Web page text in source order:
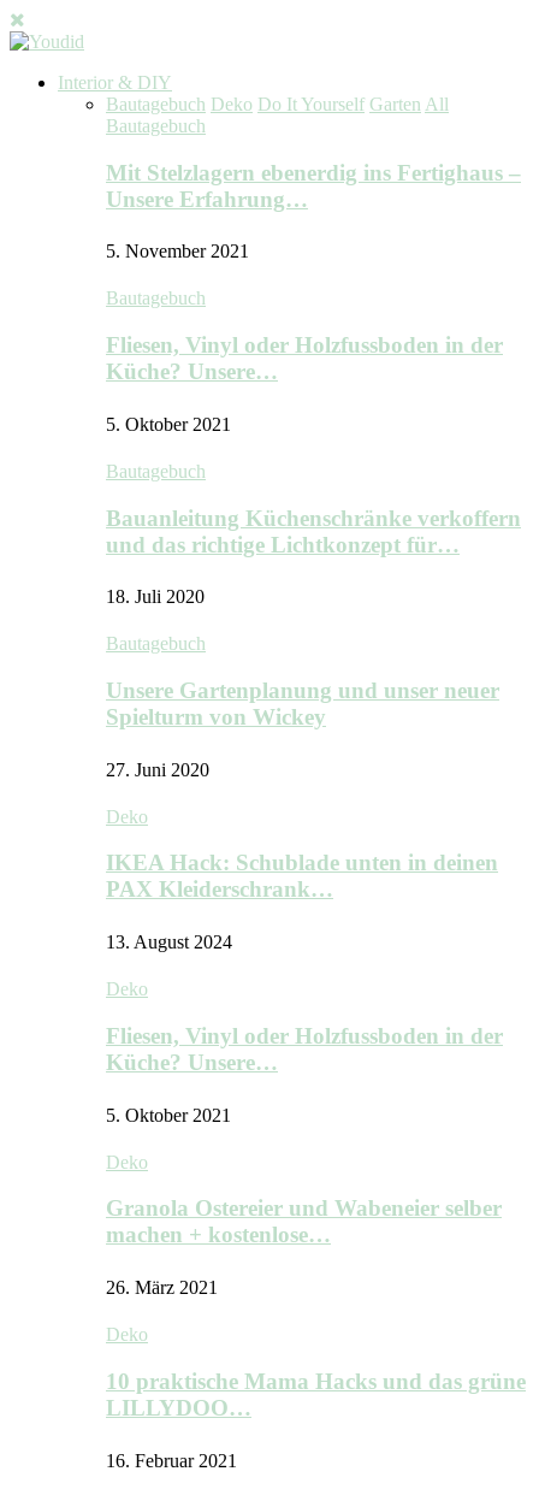
Interior & DIY
Bautagebuch Deko Do It Yourself Garten All
Bautagebuch
Mit Stelzlagern ebenerdig ins Fertighaus –
Unsere Erfahrung…
5. November 2021
Bautagebuch
Fliesen, Vinyl oder Holzfussboden in der
Küche? Unsere…
5. Oktober 2021
Bautagebuch
Bauanleitung Küchenschränke verkoffern
und das richtige Lichtkonzept für…
18. Juli 2020
Bautagebuch
Unsere Gartenplanung und unser neuer
Spielturm von Wickey
27. Juni 2020
Deko
IKEA Hack: Schublade unten in deinen
PAX Kleiderschrank…
13. August 2024
Deko
Fliesen, Vinyl oder Holzfussboden in der
Küche? Unsere…
5. Oktober 2021
Deko
Granola Ostereier und Wabeneier selber
machen + kostenlose…
26. März 2021
Deko
10 praktische Mama Hacks und das grüne
LILLYDOO…
16. Februar 2021